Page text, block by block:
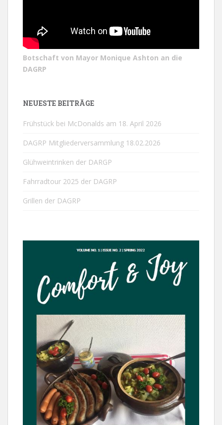
Botschaft von Mayor Monique Ashton an die
DAGRP
NEUESTE BEITRÄGE
Frühstück bei McDonalds am 18. April 2026
DAGRP Mitgliederversammlung 18.02.2026
Glühweintrinken der DARGP
Fahrradtour 2025 der DAGRP
Grillen der DAGRP